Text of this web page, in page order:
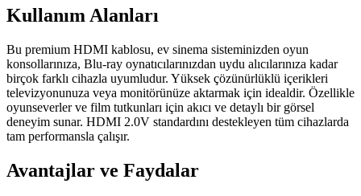
Kullanım Alanları
Bu premium HDMI kablosu, ev sinema sisteminizden oyun
konsollarınıza, Blu-ray oynatıcılarınızdan uydu alıcılarınıza kadar
birçok farklı cihazla uyumludur. Yüksek çözünürlüklü içerikleri
televizyonunuza veya monitörünüze aktarmak için idealdir. Özellikle
oyunseverler ve film tutkunları için akıcı ve detaylı bir görsel
deneyim sunar. HDMI 2.0V standardını destekleyen tüm cihazlarda
tam performansla çalışır.
Avantajlar ve Faydalar